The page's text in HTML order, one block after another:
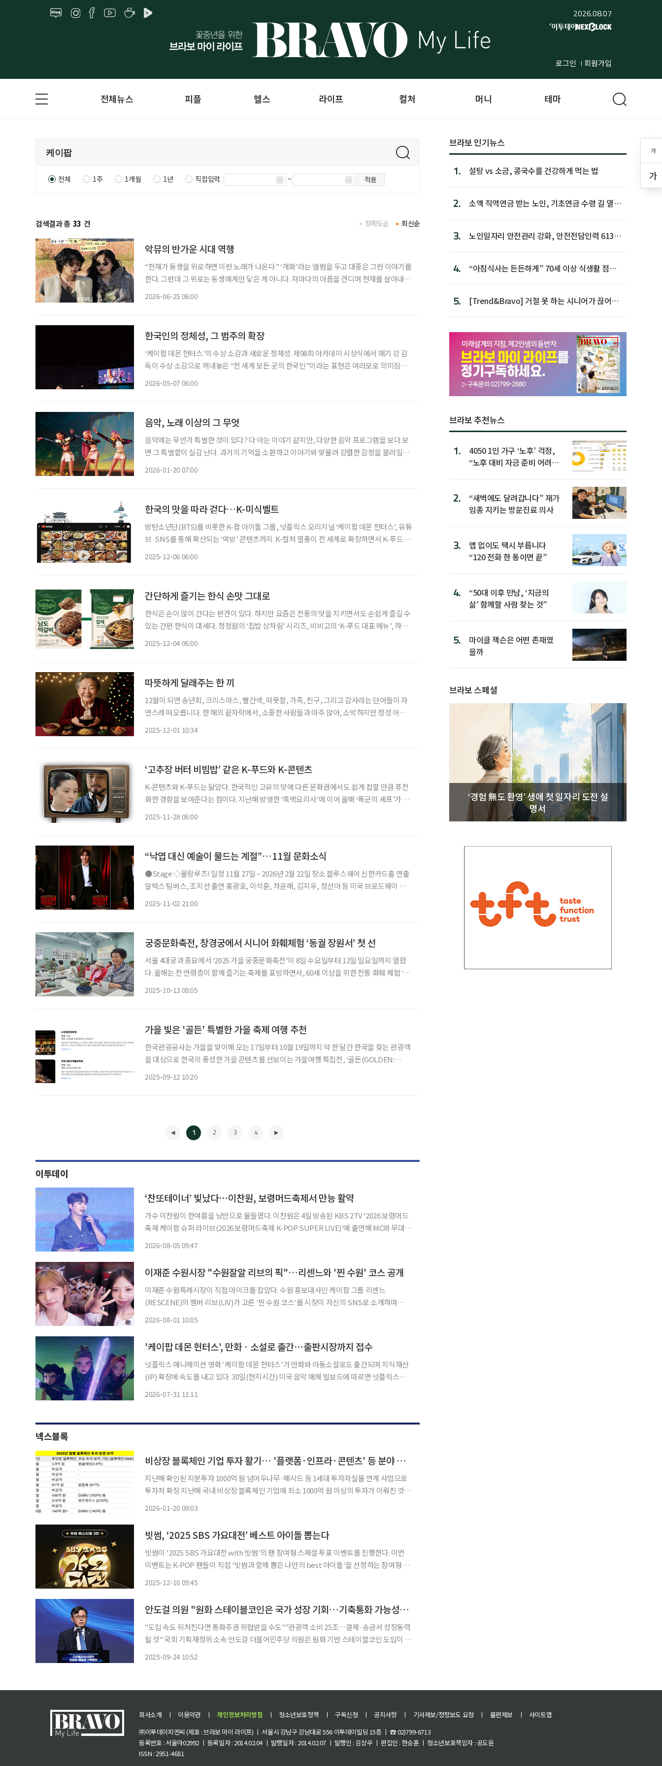
2026.08.07
로그인 회원가입
가
가
전체뉴스 피플 헬스 라이프 컬처 머니 테마
전체 1주 1개월 1년 직접입력 ~ 적용
검색결과 총 33 건 최신순
정확도순
악뮤의 반가운 시대 역행
“천재가 동생을 위로하면 이런 노래가 나온다.” ‘개화’라는 앨범을 두고 대중은 그런 이야기를
한다. 그런데 그 위로는 동생에게만 닿은 게 아니다. 저마다의 아픔을 견디며 현재를 살아내는
2026-06-25 06:00
한국인의 정체성, 그 범주의 확장
‘케이팝 데몬 헌터스’의 수상 소감과 새로운 정체성. 제98회 아카데미 시상식에서 매기 강 감
독이 수상 소감으로 꺼내놓은 “전 세계 모든 곳의 한국인”이라는 표현은 여러모로 의미심장
2026-05-07 06:00
음악, 노래 이상의 그 무엇
음악에는 무언가 특별한 것이 있다? 다 아는 이야기 같지만, 다양한 음악 프로그램을 보다 보
면 그 특별함이 실감 난다. 과거의 기억을 소환하고 이야기와 맞물려 강렬한 감정을 불러일으
2026-01-20 07:00
한국의 맛을 따라 걷다…K-미식벨트
방탄소년단(BTS)를 비롯한 K-팝 아이돌 그룹, 넷플릭스 오리지널 ‘케이팝 데몬 헌터스’, 유튜
브·SNS를 통해 확산되는 ‘먹방’ 콘텐츠까지. K-컬처 열풍이 전 세계로 확장하면서 K-푸드 역
2025-12-06 06:00
간단하게 즐기는 한식 손맛 그대로
한식은 손이 많이 간다는 편견이 있다. 하지만 요즘은 전통의 맛을 지키면서도 손쉽게 즐길 수
있는 간편 한식이 대세다. 청정원의 ‘집밥 상차림’ 시리즈, 비비고의 ‘K-푸드 대표 메뉴’, 하림
2025-12-04 06:00
따뜻하게 달래주는 한 끼
12월이 되면 송년회, 크리스마스, 빨간색, 따뜻함, 가족, 친구, 그리고 감사라는 단어들이 자
연스레 떠오릅니다. 한 해의 끝자락에서, 소중한 사람들과 마주 앉아, 소박하지만 정성 어린
2025-12-01 10:34
‘고추장 버터 비빔밥’ 같은 K-푸드와 K-콘텐츠
K-콘텐츠와 K-푸드는 닮았다. 한국적인 고유의 맛에 다른 문화권에서도 쉽게 접할 만큼 퓨전
화한 경향을 보여준다는 점이다. 지난해 방영한 ‘흑백요리사’에 이어 올해 ‘폭군의 셰프’가 만
2025-11-28 06:00
“낙엽 대신 예술이 물드는 계절”…11월 문화소식
●Stage ◇물랑루즈! 일정 11월 27일 ~ 2026년 2월 22일 장소 블루스퀘어 신한카드홀 연출
알렉스 팀버스, 조지선 출연 홍광호, 이석훈, 차윤해, 김지우, 정선아 등 미국 브로드웨이 흥
2025-11-02 21:00
궁중문화축전, 창경궁에서 시니어 화훼체험 ‘동궐 장원서’ 첫 선
서울 4대궁과 종묘에서 ‘2025 가을 궁중문화축전’이 8일 수요일부터 12일 일요일까지 열렸
다. 올해는 전 연령층이 함께 즐기는 축제를 표방하면서, 60세 이상을 위한 전통 화훼 체험 ‘동
2025-10-13 08:05
가을 빛은 '골든' 특별한 가을 축제 여행 추천
한국관광공사는 가을을 맞이해 오는 17일부터 10월 19일까지 약 한 달간 한국을 찾는 관광객
을 대상으로 한국의 풍성한 가을 콘텐츠를 선보이는 가을여행 특집전, ‘골든(GOLDEN:
2025-09-12 10:20
1 2 3 4
이투데이
‘찬또테이너’ 빛났다⋯이찬원, 보령머드축제서 만능 활약
가수 이찬원이 한여름을 낭만으로 물들였다. 이찬원은 4일 방송된 KBS 2TV ‘2026 보령머드
축제 케이팝 슈퍼 라이브(2026 보령머드축제 K-POP SUPER LIVE)’에 출연해 MC와 무대를
2026-08-05 09:47
이재준 수원시장 "수원잘알 리브의 픽"…리센느와 '찐 수원' 코스 공개
이재준 수원특례시장이 직접 마이크를 잡았다. 수원 홍보대사인 케이팝 그룹 리센느
(RESCENE)의 멤버 리브(LIV)가 고른 '찐 수원 코스'를 시장이 자신의 SNS로 소개하며
2026-08-01 10:05
'케이팝 데몬 헌터스', 만화ㆍ소설로 출간⋯출판시장까지 접수
넷플릭스 애니메이션 영화 '케이팝 데몬 헌터스'가 만화와 아동소설로도 출간되며 지식재산
(IP) 확장에 속도를 내고 있다. 30일(현지시간) 미국 음악 매체 빌보드에 따르면 넷플릭스와
2026-07-31 11:11
넥스블록
비상장 블록체인 기업 투자 활기… '플랫폼·인프라·콘텐츠' 등 분야 다양
지난해 확인된 지분투자 1000억 원 넘어두나무·해시드 등 1세대 투자자실물 연계 사업으로
투자처 확장 지난해 국내 비상장 블록체인 기업에 최소 1000억 원 이상의 투자가 이뤄진 것으
2026-01-20 09:03
빗썸, ‘2025 SBS 가요대전’ 베스트 아이돌 뽑는다
빗썸이 '2025 SBS 가요대전 with 빗썸'의 팬 참여형 스페셜 투표 이벤트를 진행한다. 이번
이벤트는 K-POP 팬들이 직접 '빗썸과 함께 뽑은 나만의 best 아이돌'을 선정하는 참여형 프
2025-12-16 09:45
안도걸 의원 "원화 스테이블코인은 국가 성장 기회…기축통화 가능성도"
"도입 속도 뒤처진다면 통화주권 위협받을 수도""관광객 소비 25조…결제·송금서 성장동력
될 것" 국회 기획재정위 소속 안도걸 더불어민주당 의원은 원화 기반 스테이블코인 도입이 단
2025-09-24 10:52
브라보 인기뉴스
1. 설탕 vs 소금, 콩국수를 건강하게 먹는 법
2.
소액 직역연금 받는 노인, 기초연금 수령 길 열린
3.
노인일자리 안전관리 강화, 안전전담인력 613명
4.
“아침식사는 든든하게” 70세 이상 식생활 점수
5.
[Trend&Bravo] 거절 못 하는 시니어가 끊어야
브라보 추천뉴스
1.
4050 1인 가구 ‘노후’ 걱정,
“노후 대비 자금 준비 어려
2.
“새벽에도 달려갑니다” 재가
임종 지키는 방문진료 의사
3.
앱 없이도 택시 부릅니다
“120 전화 한 통이면 끝”
4.
“50대 이후 만남, ‘지금의
삶’ 함께할 사람 찾는 것”
5.
마이클 잭슨은 어떤 존재였
을까
브라보 스페셜
‘경험 無도 환영’ 생애 첫 일자리 도전 설
명서
회사소개 ㅣ 이용약관 ㅣ 개인정보처리방침 ㅣ 청소년보호정책 ㅣ 구독신청 ㅣ 공지사항 ㅣ 기사제보/정정보도 요청 ㅣ 불편제보 ㅣ
사이트맵
㈜이투데이피엔씨 (제호 : 브라보 마이 라이프) ㅣ 서울시 강남구 강남대로 556 이투데이빌딩 15층 ㅣ ☎ 02)799-6713
등록번호 : 서울아02992 ㅣ 등록일자 : 2014.02.04 ㅣ 발행일자 : 2014.02.07 ㅣ 발행인 : 김상우 ㅣ 편집인 : 한승훈 ㅣ 청소년보호책임자 : 공도윤
ISSN : 2951-4681